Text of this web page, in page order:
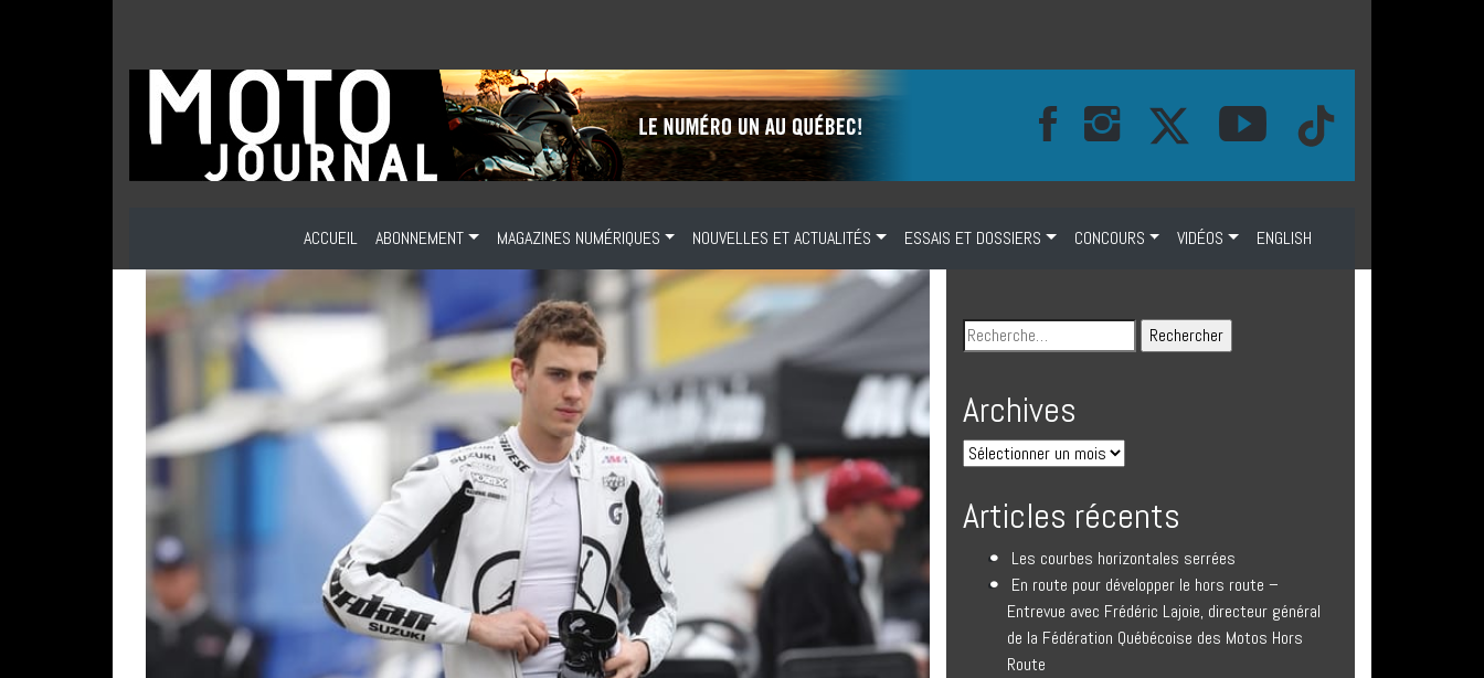
ACCUEIL ABONNEMENT MAGAZINES NUMÉRIQUES NOUVELLES ET ACTUALITÉS ESSAIS ET DOSSIERS CONCOURS VIDÉOS ENGLISH
Archives
Articles récents
Les courbes horizontales serrées
En route pour développer le hors route –
Entrevue avec Frédéric Lajoie, directeur général
de la Fédération Québécoise des Motos Hors
Route